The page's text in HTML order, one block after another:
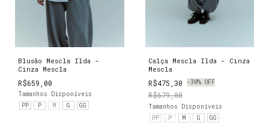
Blusão Mescla Ilda -
Cinza Mescla
R$659,00
Tamanhos Disponíveis
PP
P M G GG
Calça Mescla Ilda - Cinza
Mescla
R$475,30 -30% OFF
R$679,00
Tamanhos Disponíveis
PP
P M G GG